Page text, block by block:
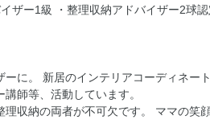
ザー1級 ・整理収納アドバイザー2球
に。 新居のインテリアコーディネー
師等、活動しています。
収納の両者が不可欠です。 ママの笑